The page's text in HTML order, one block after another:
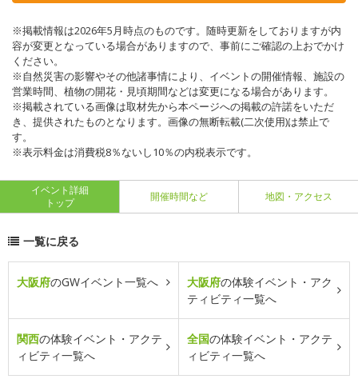
※掲載情報は2026年5月時点のものです。随時更新をしておりますが内
容が変更となっている場合がありますので、事前にご確認の上おでかけ
ください。
※自然災害の影響やその他諸事情により、イベントの開催情報、施設の
営業時間、植物の開花・見頃期間などは変更になる場合があります。
※掲載されている画像は取材先から本ページへの掲載の許諾をいただ
き、提供されたものとなります。画像の無断転載(二次使用)は禁止で
す。
※表示料金は消費税8％ないし10％の内税表示です。
イベント詳細
トップ
開催時間など 地図・アクセス
一覧に戻る
大阪府のGWイベント一覧へ 大阪府の体験イベント・アク
ティビティ一覧へ
関西の体験イベント・アクテ
ィビティ一覧へ
全国の体験イベント・アクテ
ィビティ一覧へ